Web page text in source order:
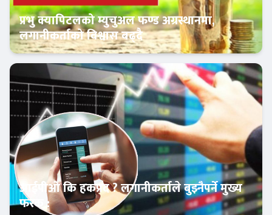
Banner News
प्रभु क्यापिटलको म्युचुअल फण्ड अग्रस्थानमा,
लगानीकर्ताको विश्वास बढ्दै
आईपीओ कि हकप्रद ? लगानीकर्ताले बुझ्नैपर्ने मुख्य
फरक :